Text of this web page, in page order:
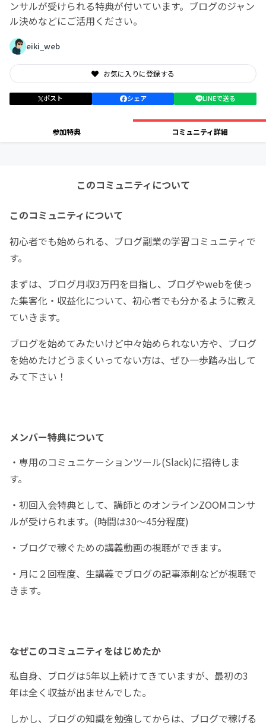
ンサルが受けられる特典が付いています。ブログのジャン
ル決めなどにご活用ください。
eiki_web
お気に入りに登録する
ポスト シェア LINEで送る
参加特典 コミュニティ詳細
このコミュニティについて
このコミュニティについて
初心者でも始められる、ブログ副業の学習コミュニティで
す。
まずは、ブログ月収3万円を目指し、ブログやwebを使っ
た集客化・収益化について、初心者でも分かるように教え
ていきます。
ブログを始めてみたいけど中々始められない方や、ブログ
を始めたけどうまくいってない方は、ぜひ一歩踏み出して
みて下さい！
メンバー特典について
・専用のコミュニケーションツール(Slack)に招待しま
す。
・初回入会特典として、講師とのオンラインZOOMコンサ
ルが受けられます。(時間は30～45分程度)
・ブログで稼ぐための講義動画の視聴ができます。
・月に２回程度、生講義でブログの記事添削などが視聴で
きます。
なぜこのコミュニティをはじめたか
私自身、ブログは5年以上続けてきていますが、最初の3
年は全く収益が出ませんでした。
しかし、ブログの知識を勉強してからは、ブログで稼げる